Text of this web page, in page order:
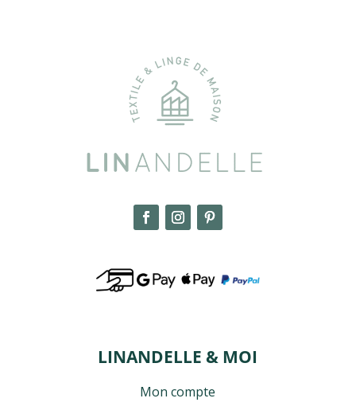
LINANDELLE & MOI
Mon compte